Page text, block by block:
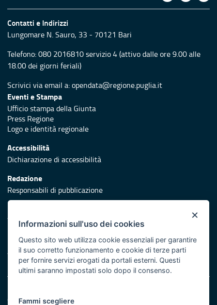
Contatti e Indirizzi
Lungomare N. Sauro, 33 - 70121 Bari
Telefono:080 2016810 servizio 4(attivo dalle ore 9.00 alle
18.00 dei giorni feriali)
Scrivici via email a:opendata@regione.puglia.it
Eventi e Stampa
Ufficio stampa della Giunta
Press Regione
Logo e identità regionale
Accessibilità
Dichiarazione di accessibilità
Redazione
Responsabili di pubblicazione
Vai al sito di Protezione Civile Puglia
Iniziativa finanziata con risorse del POR Puglia 2014/2020 -
Asse XI e Asse II ed ulteriormente sviluppata con risorse PR
FESR/FSE+ 2021/2027 Azione 1.8
Cookie e privacy
×
Informazioni sull'uso dei cookies
Questo sito web utilizza cookie essenziali per garantire
il suo corretto funzionamento e cookie di terze parti
per fornire servizi erogati da portali esterni. Questi
ultimi saranno impostati solo dopo il consenso.
Fammi scegliere